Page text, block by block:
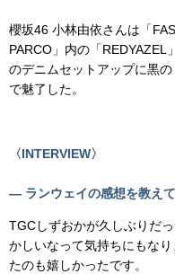
櫻坂46 小林由依さんは「
PARCO」内の「REDYAZEL
のデニムセットアップに黒
で魅了した。
〈INTERVIEW〉
— ランウェイの感想を教えて
TGCしずおかが久しぶりだ
かしいなって気持ちにもな
たのも嬉しかったです。